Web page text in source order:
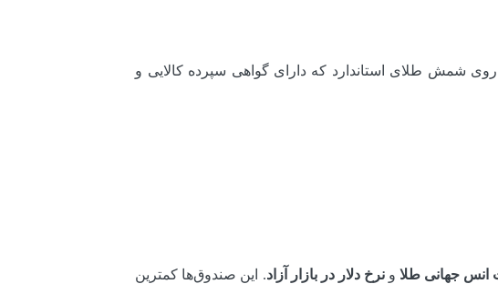
صندوق طلا، همان‌طور که از نامش پیداست، بخش عمده دارایی خود را (معمولاً بالای ۷۰٪) روی شمش طلای استاندارد که دارای گواهی سپرده کالایی و
انس جهانی طلاونرخ دلار در بازار آزاد. این صندوق‌ها کمترین